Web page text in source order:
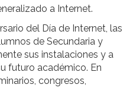
a Internet.
del Día de Internet, las
de Secundaria y
sus instalaciones y a
futuro académico. En
congresos,